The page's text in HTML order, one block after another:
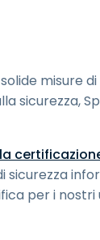
Accesso
Wacom
Accesso
Sicurezza
Esplora tutte
misure
sicurezza,
certificazione
per i